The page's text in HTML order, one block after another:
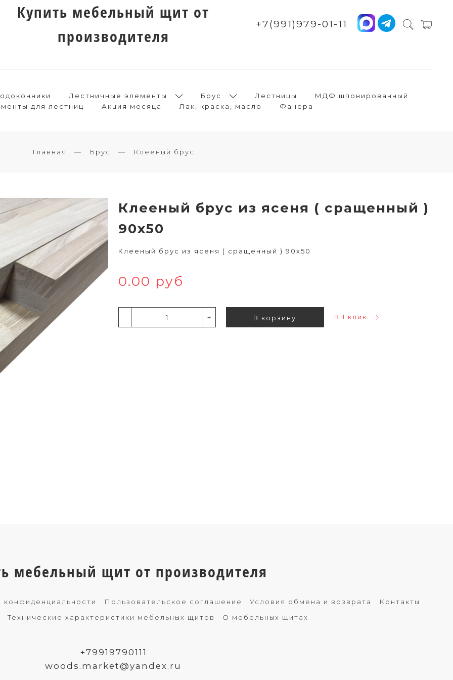
Купить мебельный щит от
производителя
+7(991)979-01-11
Лестничные элементы Брус Лестницы
МДФ шпонированный
для лестниц
Акция месяца Лак, краска, масло Фанера
Главная Брус Клееный брус
Клееный брус из ясеня ( сращенный )
90х50
Клееный брус из ясеня ( сращенный ) 90х50
0.00 руб
- + В корзину В 1 клик
мебельный щит от производителя
конфиденциальности Пользовательское соглашение Условия обмена и возврата
Контакты
Технические характеристики мебельных щитов
О мебельных щитах
+79919790111
woods.market@yandex.ru